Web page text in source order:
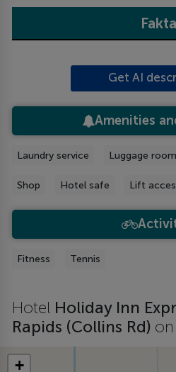
Fakta
Get AI
Amenities
Laundry service Luggage room
Shop Hotel safe Lift
Fitness Tennis
Hotel Holiday Inn
Rapids (Collins Rd)
+